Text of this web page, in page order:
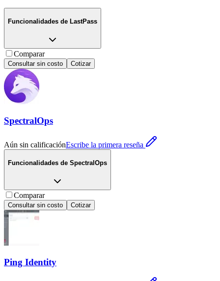
Funcionalidades de LastPass
Comparar
Consultar sin costo Cotizar
SpectralOps
Aún sin calificaciónEscribe la primera reseña
Funcionalidades de SpectralOps
Comparar
Consultar sin costo Cotizar
Ping Identity